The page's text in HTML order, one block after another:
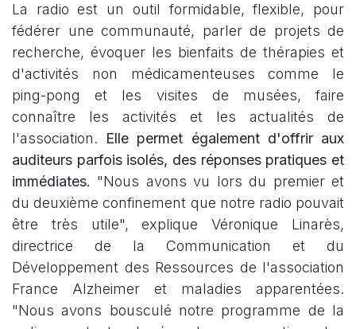
La radio est un outil formidable, flexible, pour
fédérer une communauté, parler de projets de
recherche, évoquer les bienfaits de thérapies et
d'activités non médicamenteuses comme le
ping-pong et les visites de musées, faire
connaître les activités et les actualités de
l'association. Elle permet également d'offrir aux
auditeurs parfois isolés, des réponses pratiques et
immédiates. "Nous avons vu lors du premier et
du deuxième confinement que notre radio pouvait
être très utile", explique Véronique Linarès,
directrice de la Communication et du
Développement des Ressources de l'association
France Alzheimer et maladies apparentées.
"Nous avons bousculé notre programme de la